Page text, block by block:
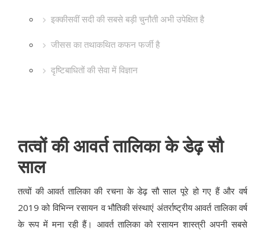
इक्कीसवीं सदी की सबसे बड़ी चुनौती अभी उपेक्षित है
जीसस का तथाकथित कफन फर्जी है
दृष्टिबाधितों की सेवा में विज्ञान
तत्वों की आवर्त तालिका के डेढ़ सौ
साल
तत्वों की आवर्त तालिका की रचना के डेढ़ सौ साल पूरे हो गए हैं और वर्ष
2019 को विभिन्न रसायन व भौतिकी संस्थाएं अंतर्राष्ट्रीय आवर्त तालिका वर्ष
के रूप में मना रही हैं। आवर्त तालिका को रसायन शास्त्री अपनी सबसे